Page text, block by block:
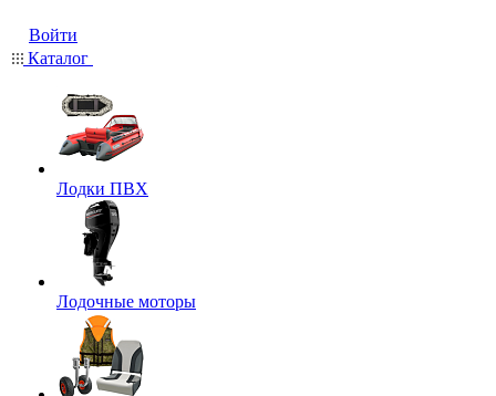
Войти
Каталог
Лодки ПВХ
Лодочные моторы